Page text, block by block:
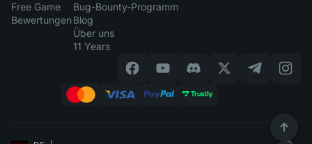
Free Game
Bewertungen
Bug-Bounty-Programm
Blog
Über uns
11 Years